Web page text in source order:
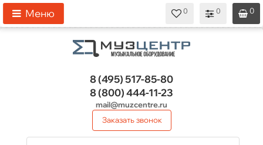
0
0
0
Меню
8 (495)517-85-80
8 (800)444-11-23
mail@muzcentre.ru
Заказать звонок